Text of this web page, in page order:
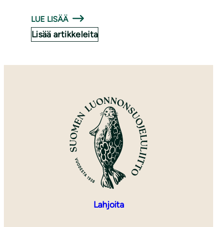
LUE LISÄÄ
Lisää artikkeleita
Lahjoita